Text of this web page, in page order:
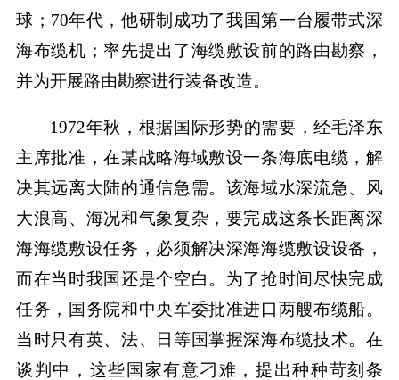
球；70年代，他研制成功了我国第一台履带式深
海布缆机；率先提出了海缆敷设前的路由勘察，
并为开展路由勘察进行装备改造。
1972年秋，根据国际形势的需要，经毛泽东
主席批准，在某战略海域敷设一条海底电缆，解
决其远离大陆的通信急需。该海域水深流急、风
大浪高、海况和气象复杂，要完成这条长距离深
海海缆敷设任务，必须解决深海海缆敷设设备，
而在当时我国还是个空白。为了抢时间尽快完成
任务，国务院和中央军委批准进口两艘布缆船。
当时只有英、法、日等国掌握深海布缆技术。在
谈判中，这些国家有意刁难，提出种种苛刻条